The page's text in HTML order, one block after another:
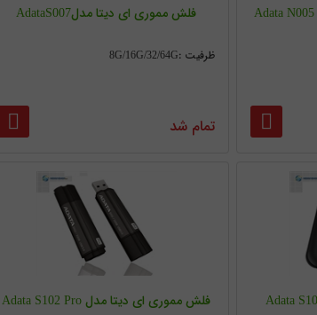
فلش مموری ای دیتا مدلAdataS007
ظرفیت :8G/16G/32/64G
تمام شد
فلش مموری ای دیتا مدل Adata S102 Pro